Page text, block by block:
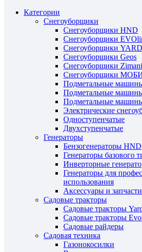
Категории
Снегоуборщики
Снегоуборщики HND
Снегоуборщики
Снегоуборщики
Снегоуборщики Geos
Снегоуборщики Zimani
Снегоуборщики
Подметальные
Подметальные
Подметальные
Электрические
Одноступенчатые
Двухступенчатые
Генераторы
Бензогенераторы HND
Генераторы базового
Инверторные
Генераторы для
использования
Аксессуары и
Садовые тракторы
Садовые тракторы
Садовые тракторы
Садовые райдеры
Садовая техника
Газонокосилки